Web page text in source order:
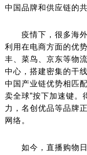
中国品牌和供应链的
疫情下，很多海外
利用在电商方面的优
丰、菜鸟、京东等物
中心，搭建密集的干
中国产业链优势相匹
卖全球”按下加速键。
力，名创优品等品牌
网络。
如今，直播购物日